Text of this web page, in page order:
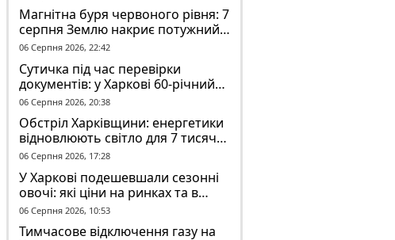
Магнітна буря червоного рівня: 7
серпня Землю накриє потужний
геомагнітний шторм
06 Серпня 2026, 22:42
Сутичка під час перевірки
документів: у Харкові 60-річний
чоловік постраждав у конфлікті з
ТЦК
06 Серпня 2026, 20:38
Обстріл Харківщини: енергетики
відновлюють світло для 7 тисяч
споживачів
06 Серпня 2026, 17:28
У Харкові подешевшали сезонні
овочі: які ціни на ринках та в
магазинах
06 Серпня 2026, 10:53
Тимчасове відключення газу на